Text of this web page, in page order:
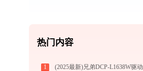
热门内容
1